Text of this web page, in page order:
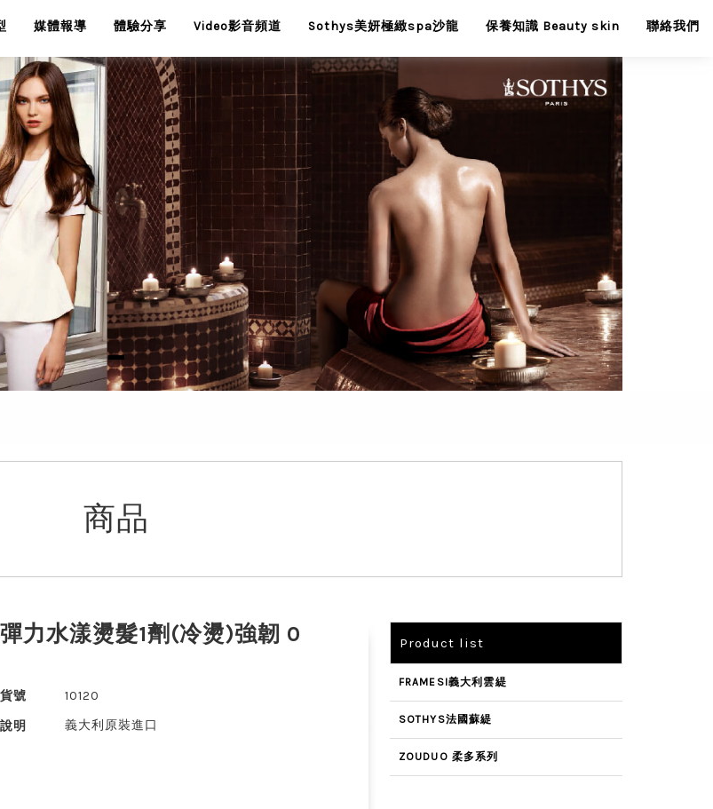
媒體報導 體驗分享 Video影音頻道 Sothys美妍極緻spa沙龍 保養知識 Beauty skin 聯絡我們
商品
彈力水漾燙髮1劑(冷燙)強韌 0
貨號
10120
說明
義大利原裝進口
Product list
FRAMESI義大利雲緹
SOTHYS法國蘇緹
ZOUDUO 柔多系列